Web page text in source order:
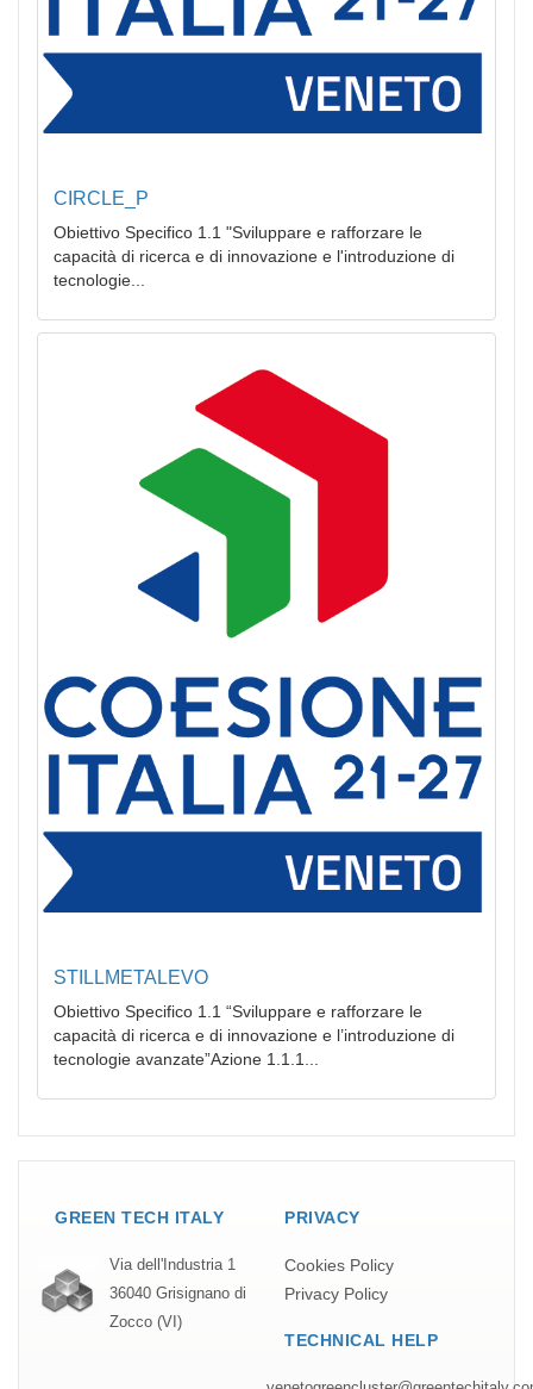
CIRCLE_P
Obiettivo Specifico 1.1 "Sviluppare e rafforzare le
capacità di ricerca e di innovazione e l'introduzione di
tecnologie...
STILLMETALEVO
Obiettivo Specifico 1.1 “Sviluppare e rafforzare le
capacità di ricerca e di innovazione e l’introduzione di
tecnologie avanzate”Azione 1.1.1...
GREEN TECH ITALY
Via dell'Industria 1
36040 Grisignano di
Zocco (VI)
PRIVACY
Cookies Policy
Privacy Policy
TECHNICAL HELP